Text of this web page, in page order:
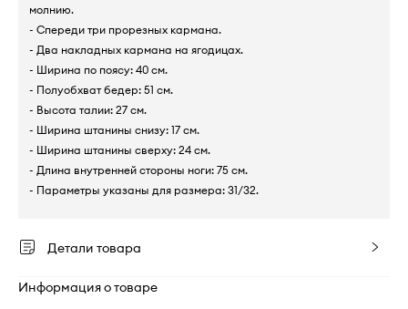
молнию.
- Спереди три прорезных кармана.
- Два накладных кармана на ягодицах.
- Ширина по поясу: 40 см.
- Полуобхват бедер: 51 см.
- Высота талии: 27 см.
- Ширина штанины снизу: 17 см.
- Ширина штанины сверху: 24 см.
- Длина внутренней стороны ноги: 75 см.
- Параметры указаны для размера: 31/32.
Детали товара
Информация о товаре